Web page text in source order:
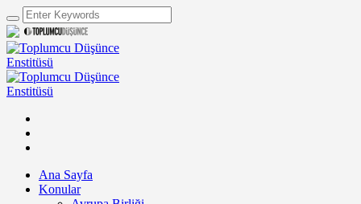
Ana Sayfa
Konular